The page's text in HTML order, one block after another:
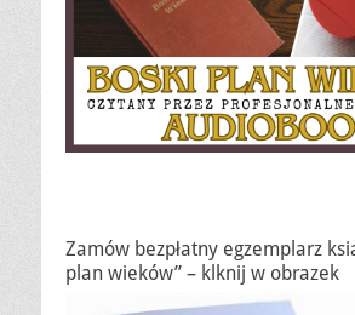
Zamów bezpłatny egzemplarz
plan wieków” – klknij w obrazek